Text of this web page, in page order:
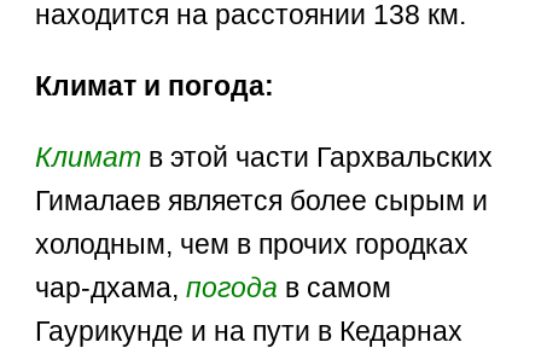
находится на расстоянии 138 км.
Климат и погода:
Климат в этой части Гархвальских
Гималаев является более сырым и
холодным, чем в прочих городках
чар-дхама,погода в самом
Гаурикунде и на пути в Кедарнах